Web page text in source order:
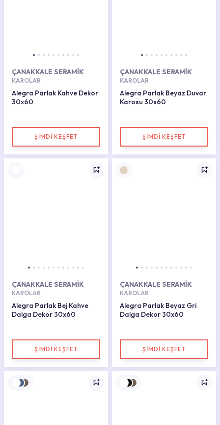
ÇANAKKALE SERAMİK
KAROLAR
Alegra Parlak Kahve Dekor
30x60
ŞİMDİ KEŞFET
ÇANAKKALE SERAMİK
KAROLAR
Alegra Parlak Beyaz Duvar
Karosu 30x60
ŞİMDİ KEŞFET
ÇANAKKALE SERAMİK
KAROLAR
Alegra Parlak Bej Kahve
Dalga Dekor 30x60
ŞİMDİ KEŞFET
ÇANAKKALE SERAMİK
KAROLAR
Alegra Parlak Beyaz Gri
Dalga Dekor 30x60
ŞİMDİ KEŞFET